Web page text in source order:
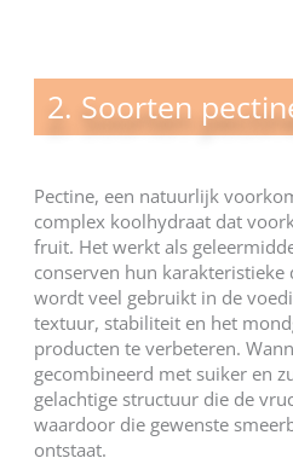
2. Soorten
Pectine, een natuurlijk
complex koolhydraat dat
fruit. Het werkt als
conserven hun karakteristieke
wordt veel gebruikt in de
textuur, stabiliteit en het
producten te verbeteren.
gecombineerd met suiker en
gelachtige structuur die de
waardoor die gewenste
ontstaat.